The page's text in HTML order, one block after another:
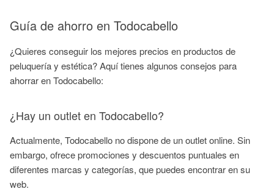
Guía de ahorro en Todocabello
¿Quieres conseguir los mejores precios en productos de
peluquería y estética? Aquí tienes algunos consejos para
ahorrar en Todocabello:
¿Hay un outlet en Todocabello?
Actualmente, Todocabello no dispone de un outlet online. Sin
embargo, ofrece promociones y descuentos puntuales en
diferentes marcas y categorías, que puedes encontrar en su
web.